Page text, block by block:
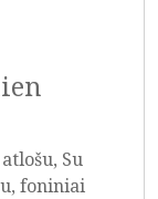
Su
foniniai